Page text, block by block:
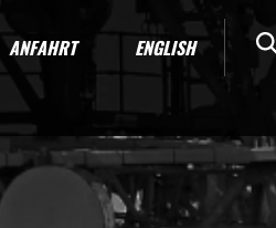
ANFAHRT ENGLISH